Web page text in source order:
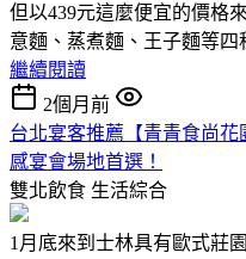
但以439元這麼便宜的價格
意麵、蒸煮麵、王子麵等四
繼續閱讀
2個月前
台北宴客推薦【青青食尚
感宴會場地首選！
雙北飲食 生活綜合
1月底來到士林具有歐式莊